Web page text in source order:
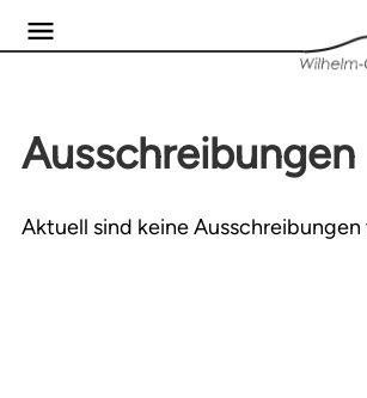
Ausschreibungen
Aktuell sind keine Ausschreibungen